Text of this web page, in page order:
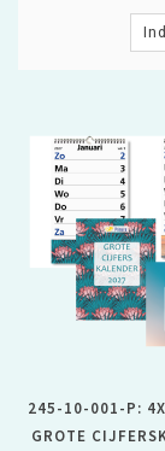
245-10-001-P:
GROTE